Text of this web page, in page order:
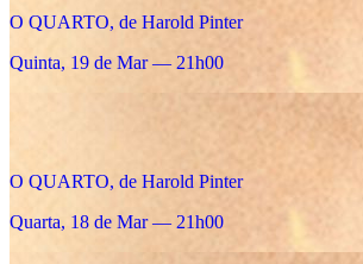
O QUARTO, de Harold Pinter
Quinta, 19 de Mar — 21h00
O QUARTO, de Harold Pinter
Quarta, 18 de Mar — 21h00